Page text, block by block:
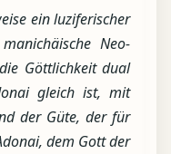
ein luziferischer
Neo-
Göttlichkeit dual
gleich ist, mit
der Güte, der für
dem Gott der